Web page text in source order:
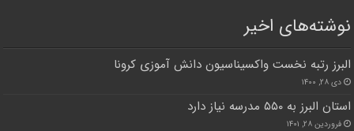
نوشته‌های اخیر
البرز رتبه نخست واکسیناسیون دانش آموزی کرونا
دی ۲۸, ۱۴۰۰
استان البرز به ۵۵۰ مدرسه نیاز دارد
فروردین ۲۸, ۱۴۰۱